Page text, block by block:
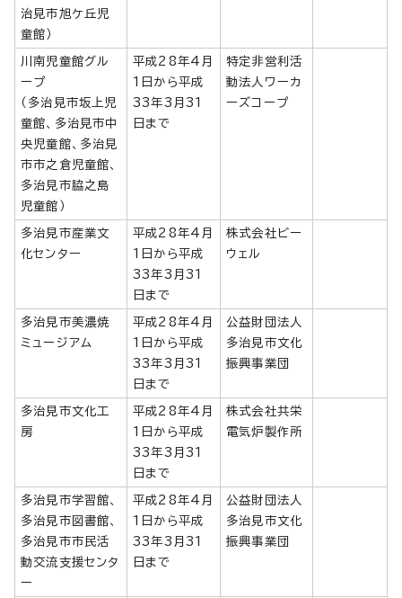
治見市旭ケ丘児
童館）
川南児童館グル
ープ
（多治見市坂上児
童館、多治見市中
央児童館、多治見
市市之倉児童館、
多治見市脇之島
児童館）
平成28年4月
1日から平成
33年3月31
日まで
特定非営利活
動法人ワーカ
ーズコープ
多治見市産業文
化センター
平成28年4月
1日から平成
33年3月31
日まで
株式会社ビー
ウェル
多治見市美濃焼
ミュージアム
平成28年4月
1日から平成
33年3月31
日まで
公益財団法人
多治見市文化
振興事業団
多治見市文化工
房
平成28年4月
1日から平成
33年3月31
日まで
株式会社共栄
電気炉製作所
多治見市学習館、
多治見市図書館、
多治見市市民活
動交流支援センタ
ー
平成28年4月
1日から平成
33年3月31
日まで
公益財団法人
多治見市文化
振興事業団